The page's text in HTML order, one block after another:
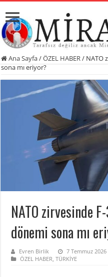
Ana Sayfa/ÖZEL HABER / NATO
sona mı eriyor?
NATO zirvesinde
dönemi sona mı
Evren Birlik
7 Temmuz
ÖZEL HABER,TÜRKİYE